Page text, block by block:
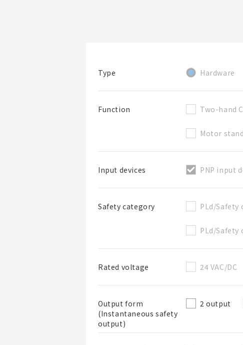
Type Hardware
Function Two-hand
Motor
Input devices PNP input
Safety category PLd/Safety
PLd/Safety
Rated voltage 24 VAC/DC
Output form
(Instantaneous safety
output)
2 output
檔案夾
BOM表名稱
BOM表說明